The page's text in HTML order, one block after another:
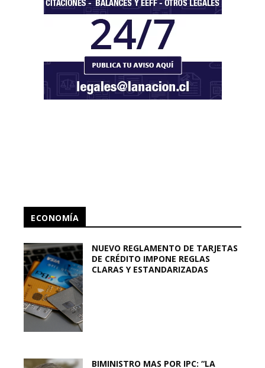
ECONOMÍA
NUEVO REGLAMENTO DE TARJETAS
DE CRÉDITO IMPONE REGLAS
CLARAS Y ESTANDARIZADAS
BIMINISTRO MAS POR IPC: “LA